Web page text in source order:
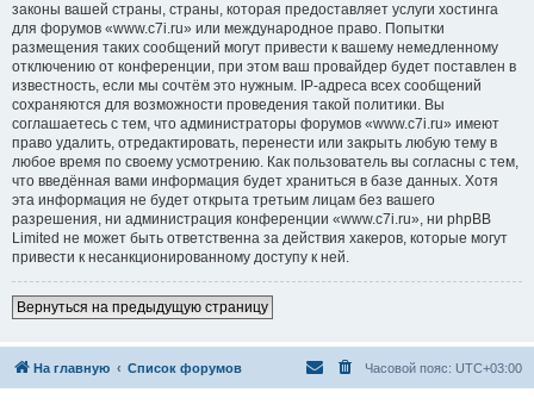
законы вашей страны, страны, которая предоставляет услуги хостинга
для форумов «www.c7i.ru» или международное право. Попытки
размещения таких сообщений могут привести к вашему немедленному
отключению от конференции, при этом ваш провайдер будет поставлен в
известность, если мы сочтём это нужным. IP-адреса всех сообщений
сохраняются для возможности проведения такой политики. Вы
соглашаетесь с тем, что администраторы форумов «www.c7i.ru» имеют
право удалить, отредактировать, перенести или закрыть любую тему в
любое время по своему усмотрению. Как пользователь вы согласны с тем,
что введённая вами информация будет храниться в базе данных. Хотя
эта информация не будет открыта третьим лицам без вашего
разрешения, ни администрация конференции «www.c7i.ru», ни phpBB
Limited не может быть ответственна за действия хакеров, которые могут
привести к несанкционированному доступу к ней.
Вернуться на предыдущую страницу
На главную Список форумов Часовой пояс: UTC+03:00